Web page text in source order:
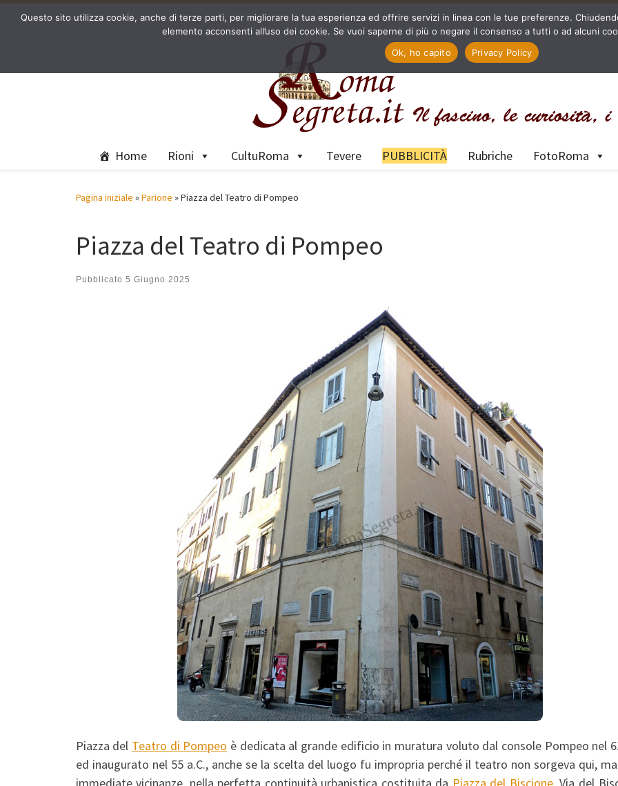
Passa al contenuto
Home Rioni CultuRoma Tevere PUBBLICITÀ Rubriche FotoRoma
Pagina iniziale »Parione »Piazza del Teatro di Pompeo
Piazza del Teatro di Pompeo
Pubblicato 5 Giugno 2025
Piazza del Teatro di Pompeo è dedicata al grande edificio in muratura voluto dal console Pompeo nel
ed inaugurato nel 55 a.C., anche se la scelta del luogo fu impropria perché il teatro non sorgeva qui,
Questo sito utilizza cookie, anche di terze parti, per migliorare la tua esperienza ed offrire servizi in linea con le tue preferenze.
elemento acconsenti all’uso dei cookie. Se vuoi saperne di più o negare il consenso a tutti o ad alcuni
Ok, ho capito
Privacy Policy